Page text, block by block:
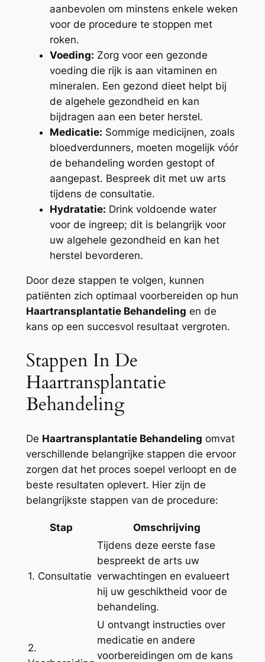
aanbevolen om minstens enkele weken
voor de procedure te stoppen met
roken.
Voeding: Zorg voor een gezonde
voeding die rijk is aan vitaminen en
mineralen. Een gezond dieet helpt bij
de algehele gezondheid en kan
bijdragen aan een beter herstel.
Medicatie: Sommige medicijnen, zoals
bloedverdunners, moeten mogelijk vóór
de behandeling worden gestopt of
aangepast. Bespreek dit met uw arts
tijdens de consultatie.
Hydratatie: Drink voldoende water
voor de ingreep; dit is belangrijk voor
uw algehele gezondheid en kan het
herstel bevorderen.
Door deze stappen te volgen, kunnen
patiënten zich optimaal voorbereiden op hun
Haartransplantatie Behandeling en de
kans op een succesvol resultaat vergroten.
Stappen In De
Haartransplantatie
Behandeling
De Haartransplantatie Behandeling omvat
verschillende belangrijke stappen die ervoor
zorgen dat het proces soepel verloopt en de
beste resultaten oplevert. Hier zijn de
belangrijkste stappen van de procedure:
Stap Omschrijving
1. Consultatie
Tijdens deze eerste fase
bespreekt de arts uw
verwachtingen en evalueert
hij uw geschiktheid voor de
behandeling.
2.
U ontvangt instructies over
medicatie en andere
voorbereidingen om de kans